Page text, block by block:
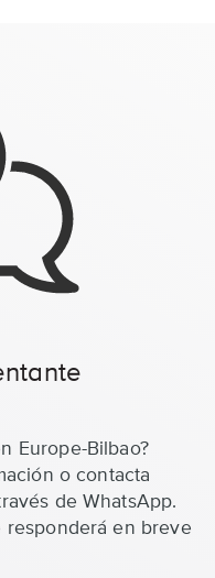
Europe-Bilbao?
o contacta
de WhatsApp.
responderá en breve